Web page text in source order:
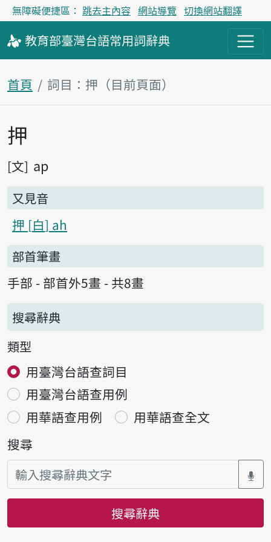
無障礙便捷區： 跳去主內容 網站導覽 切換網站翻譯
教育部臺灣台語常用詞辭典
首頁 詞目：押（目前頁面）
主內容區塊
押
文 ap
又見音
押 白 ah
部首筆畫
手部 - 部首外5畫 - 共8畫
搜尋辭典
類型
用臺灣台語查詞目
用臺灣台語查用例
用華語查用例
用華語查全文
搜尋
搜尋辭典